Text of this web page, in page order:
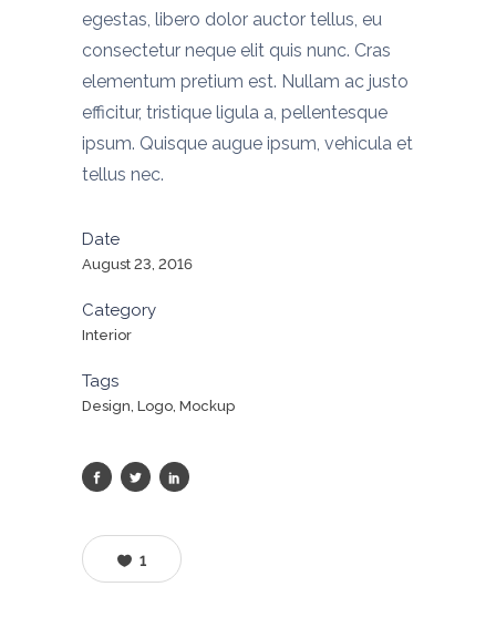
egestas, libero dolor auctor tellus, eu
consectetur neque elit quis nunc. Cras
elementum pretium est. Nullam ac justo
efficitur, tristique ligula a, pellentesque
ipsum. Quisque augue ipsum, vehicula et
tellus nec.
Date
August 23, 2016
Category
Interior
Tags
Design, Logo, Mockup
1